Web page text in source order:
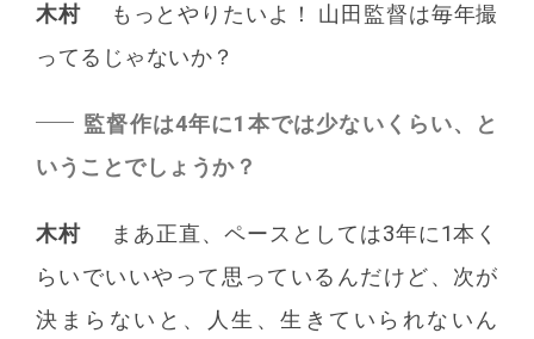
木村
もっとやりたいよ！ 山田監督は毎年撮
ってるじゃないか？
監督作は4年に1本では少ないくらい、と
いうことでしょうか？
木村
まあ正直、ペースとしては3年に1本く
らいでいいやって思っているんだけど、次が
決まらないと、人生、生きていられないん